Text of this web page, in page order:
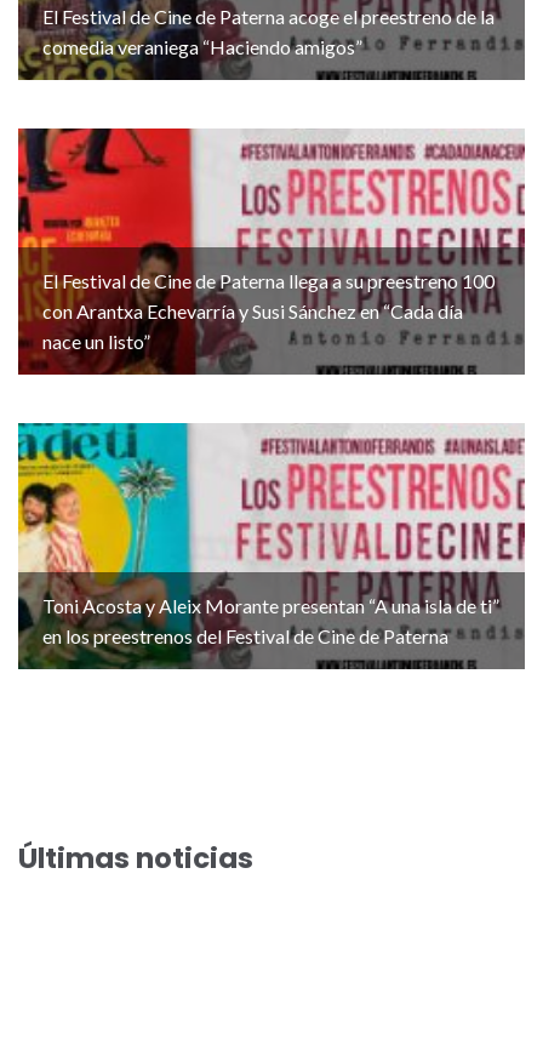
El Festival de Cine de Paterna acoge el preestreno de la
comedia veraniega “Haciendo amigos”
El Festival de Cine de Paterna llega a su preestreno 100
con Arantxa Echevarría y Susi Sánchez en “Cada día
nace un listo”
Toni Acosta y Aleix Morante presentan “A una isla de ti”
en los preestrenos del Festival de Cine de Paterna
Últimas noticias